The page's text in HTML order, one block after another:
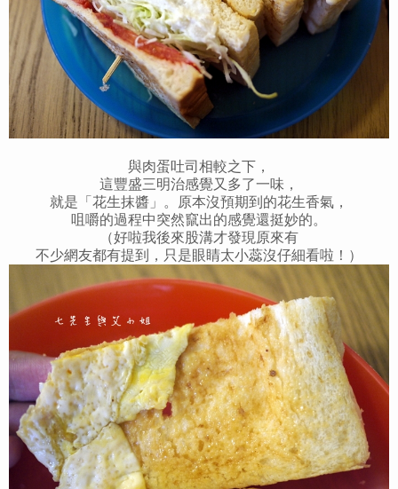
與肉蛋吐司相較之下，
這豐盛三明治感覺又多了一味，
就是「花生抹醬」。原本沒預期到的花生香氣，
咀嚼的過程中突然竄出的感覺還挺妙的。
（好啦我後來股溝才發現原來有
不少網友都有提到，只是眼睛太小蕊沒仔細看啦！）